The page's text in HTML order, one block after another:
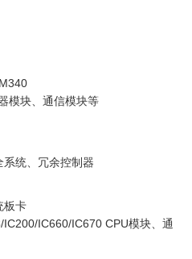
模块、通信模块等
统、冗余控制器
板卡
IC660/IC670 CPU模块、通